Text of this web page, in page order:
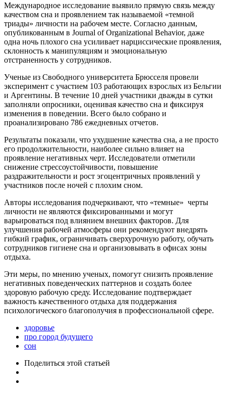
Международное исследование выявило прямую связь между
качеством сна и проявлением так называемой «темной
триады» личности на рабочем месте. Согласно данным,
опубликованным в Journal of Organizational Behavior, даже
одна ночь плохого сна усиливает нарциссические проявления,
склонность к манипуляциям и эмоциональную
отстраненность у сотрудников.
Ученые из Свободного университета Брюсселя провели
эксперимент с участием 103 работающих взрослых из Бельгии
и Аргентины. В течение 10 дней участники дважды в сутки
заполняли опросники, оценивая качество сна и фиксируя
изменения в поведении. Всего было собрано и
проанализировано 786 ежедневных отчетов.
Результаты показали, что ухудшение качества сна, а не просто
его продолжительности, наиболее сильно влияет на
проявление негативных черт. Исследователи отметили
снижение стрессоустойчивости, повышение
раздражительности и рост эгоцентричных проявлений у
участников после ночей с плохим сном.
Авторы исследования подчеркивают, что «темные» черты
личности не являются фиксированными и могут
варьироваться под влиянием внешних факторов. Для
улучшения рабочей атмосферы они рекомендуют внедрять
гибкий график, ограничивать сверхурочную работу, обучать
сотрудников гигиене сна и организовывать в офисах зоны
отдыха.
Эти меры, по мнению ученых, помогут снизить проявление
негативных поведенческих паттернов и создать более
здоровую рабочую среду. Исследование подтверждает
важность качественного отдыха для поддержания
психологического благополучия в профессиональной сфере.
здоровье
про город будущего
сон
Поделиться этой статьей